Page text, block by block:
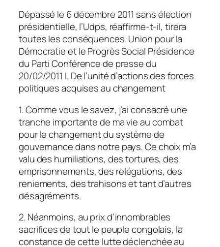
Dépassé le 6 décembre 2011 sans élection
présidentielle, l’Udps, réaffirme-t-il, tirera
toutes les conséquences. Union pour la
Démocratie et le Progrès Social Présidence
du Parti Conférence de presse du
20/02/2011 I. De l’unité d’actions des forces
politiques acquises au changement
1. Comme vous le savez, j’ai consacré une
tranche importante de ma vie au combat
pour le changement du système de
gouvernance dans notre pays. Ce choix m’a
valu des humiliations, des tortures, des
emprisonnements, des relégations, des
reniements, des trahisons et tant d’autres
désagréments.
2. Néanmoins, au prix d’innombrables
sacrifices de tout le peuple congolais, la
constance de cette lutte déclenchée au